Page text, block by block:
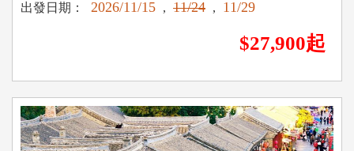
出發日期： 2026/11/15 , 11/24 , 11/29
$27,900起